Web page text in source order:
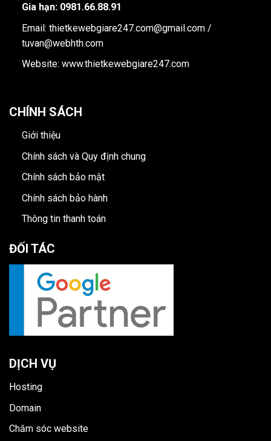
Gia hạn: 0981.66.88.91
Email: thietkewebgiare247.com@gmail.com /
tuvan@webhth.com
Website: www.thietkewebgiare247.com
CHÍNH SÁCH
Giới thiệu
Chính sách và Quy định chung
Chính sách bảo mật
Chính sách bảo hành
Thông tin thanh toán
ĐỐI TÁC
DỊCH VỤ
Hosting
Domain
Chăm sóc website